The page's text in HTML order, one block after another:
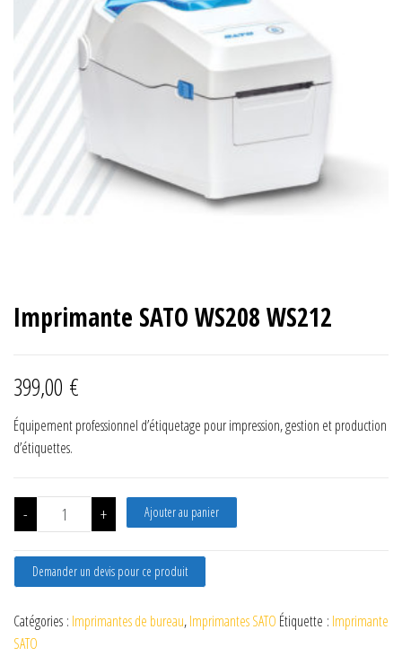
Imprimante SATO WS208 WS212
399,00 €
Équipement professionnel d’étiquetage pour impression, gestion et production
d’étiquettes.
- quantité de Imprimante SATO WS208 WS212
+ Ajouter au panier
Demander un devis pour ce produit
Catégories : Imprimantes de bureau,Imprimantes SATO Étiquette : Imprimante
SATO